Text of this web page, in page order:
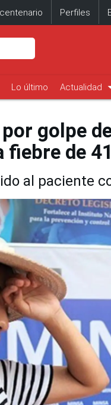
Perfiles
Lo último Actualidad
golpe
fiebre de
al paciente